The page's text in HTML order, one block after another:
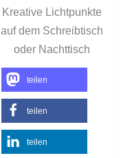
Kreative Lichtpunkte
auf dem Schreibtisch
oder Nachttisch
teilen
teilen
teilen